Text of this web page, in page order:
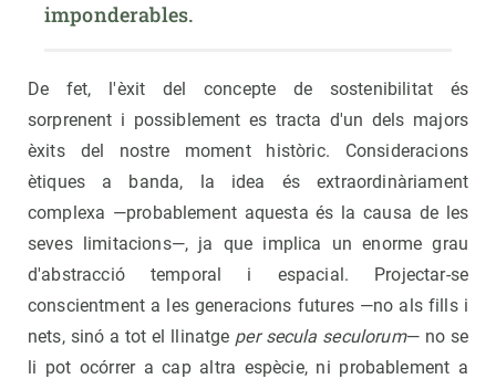
imponderables.
De fet, l'èxit del concepte de sostenibilitat és
sorprenent i possiblement es tracta d'un dels majors
èxits del nostre moment històric. Consideracions
ètiques a banda, la idea és extraordinàriament
complexa —probablement aquesta és la causa de les
seves limitacions—, ja que implica un enorme grau
d'abstracció temporal i espacial. Projectar-se
conscientment a les generacions futures —no als fills i
nets, sinó a tot el llinatge per secula seculorum— no se
li pot ocórrer a cap altra espècie, ni probablement a